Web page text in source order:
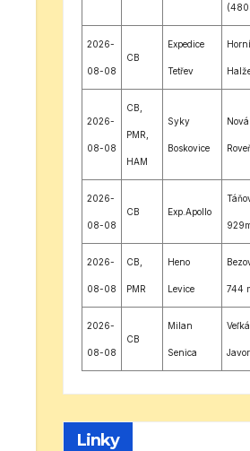
2026-
08-08
CB
Expedice
Tetřev
Horní
2026-
08-08
CB,
PMR,
HAM
Syky
Boskovice
Nová
2026-
08-08
CB Exp.Apollo
2026-
08-08
CB,
PMR
Heno
Levice 744
2026-
08-08
CB
Milan
Senica
Veľká
Linky